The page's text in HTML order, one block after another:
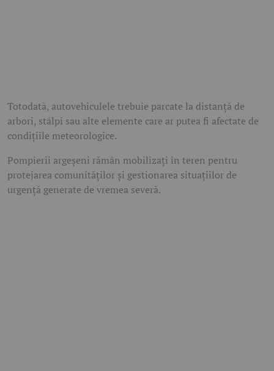
Totodată, autovehiculele trebuie parcate la distanță de
arbori, stâlpi sau alte elemente care ar putea fi afectate de
condițiile meteorologice.
Pompierii argeșeni rămân mobilizați în teren pentru
protejarea comunităților și gestionarea situațiilor de
urgență generate de vremea severă.